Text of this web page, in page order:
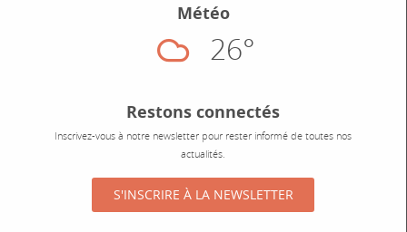
Météo
Nuageux
26°
Restons connectés
Inscrivez-vous à notre newsletter pour rester informé de toutes nos
actualités.
S'INSCRIRE À LA NEWSLETTER